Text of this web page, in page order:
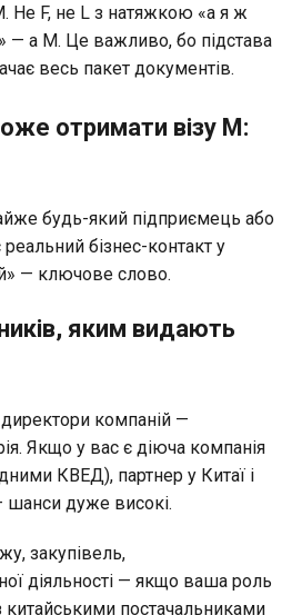
Не F, не L з натяжкою «а я ж
— а M. Це важливо, бо підстава
весь пакет документів.
отримати візу M:
будь-який підприємець або
бізнес-контакт у
— ключове слово.
яким видають
директори компаній —
Якщо у вас є діюча компанія
КВЕД), партнер у Китаї і
шанси дуже високі.
закупівель,
діяльності — якщо ваша роль
китайськими постачальниками